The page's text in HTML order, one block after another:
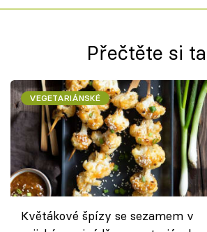
Přečtěte si
VEGETARIÁNSKÉ
Květákové špízy se sezamem v